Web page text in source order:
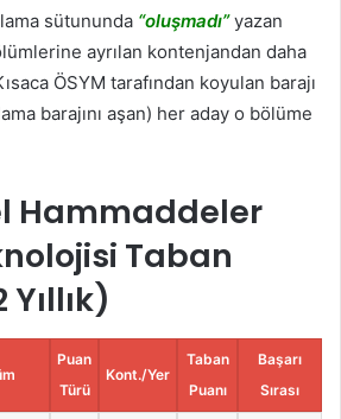
sütununda “oluşmadı”yazan
ayrılan kontenjandan daha
ÖSYM tarafından koyulan barajı
barajını aşan) her aday o bölüme
Hammaddeler
Taban
Puan
Türü
Kont./Yer
Taban
Puanı
Başarı
Sırası